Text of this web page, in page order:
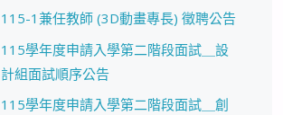
115-1兼任教師 (3D動畫專長) 徵聘公告
115學年度申請入學第二階段面試＿設
計組面試順序公告
115學年度申請入學第二階段面試＿創